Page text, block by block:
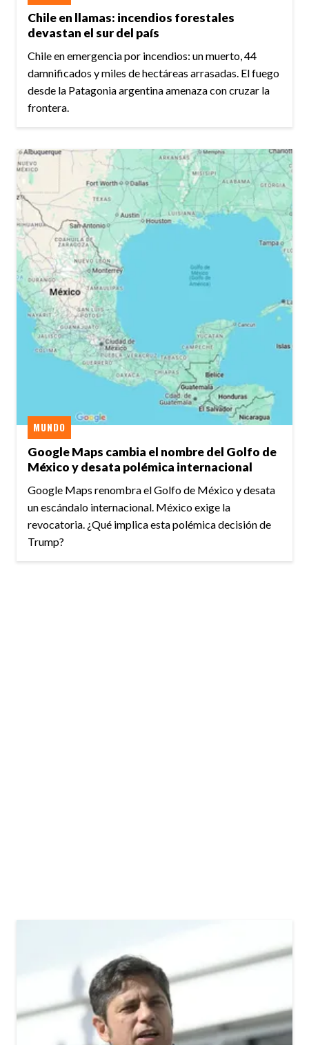
Chile en llamas: incendios forestales
devastan el sur del país
Chile en emergencia por incendios: un muerto, 44
damnificados y miles de hectáreas arrasadas. El fuego
desde la Patagonia argentina amenaza con cruzar la
frontera.
Google Maps cambia el nombre del Golfo de
México y desata polémica internacional
MUNDO
Google Maps renombra el Golfo de México y desata
un escándalo internacional. México exige la
revocatoria. ¿Qué implica esta polémica decisión de
Trump?